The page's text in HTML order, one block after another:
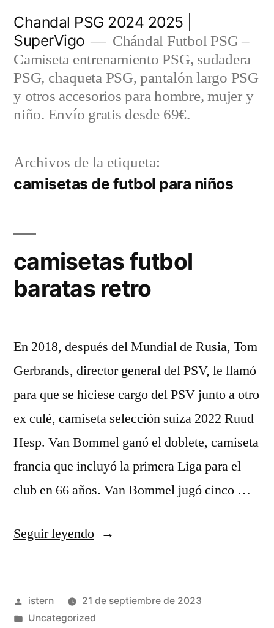
contenido
Chandal PSG 2024 2025 |
SuperVigo
Chándal Futbol PSG –
Camiseta entrenamiento PSG, sudadera
PSG, chaqueta PSG, pantalón largo PSG
y otros accesorios para hombre, mujer y
niño. Envío gratis desde 69€.
Archivos de la etiqueta:
camisetas de futbol para niños
camisetas futbol
baratas retro
En 2018, después del Mundial de Rusia, Tom
Gerbrands, director general del PSV, le llamó
para que se hiciese cargo del PSV junto a otro
ex culé, camiseta selección suiza 2022 Ruud
Hesp. Van Bommel ganó el doblete, camiseta
francia que incluyó la primera Liga para el
club en 66 años. Van Bommel jugó cinco …
Seguir leyendo«camisetas
retro»
Publicado
por
istern
21 de septiembre de 2023
Publicado
Uncategorized